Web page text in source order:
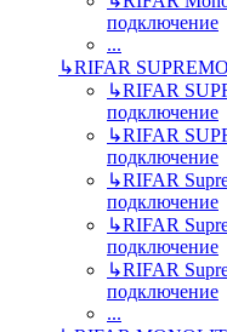
подключение
...
↳RIFAR
↳RIFAR
подключение
↳RIFAR
подключение
↳RIFAR
подключение
↳RIFAR
подключение
↳RIFAR
подключение
...